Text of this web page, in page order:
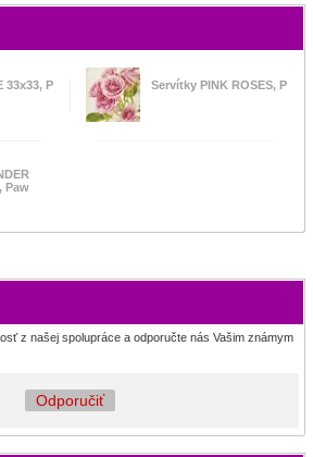
33x33, P Servítky PINK ROSES, P
Paw
z našej spolupráce a odporučte nás Vašim známym
Odporučiť